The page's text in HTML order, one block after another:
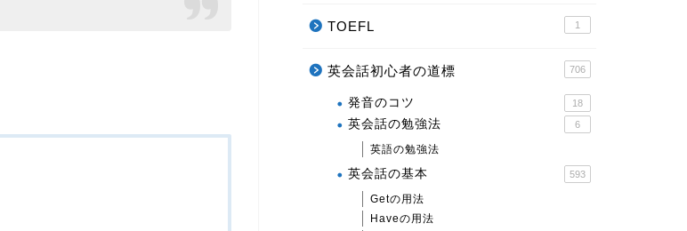
TOEFL 1
英会話初心者の道標 706
発音のコツ 18
英会話の勉強法 6
英語の勉強法
英会話の基本 593
Getの用法
Haveの用法